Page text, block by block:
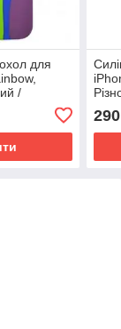
для
/
290